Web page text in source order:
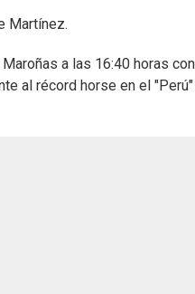
Martínez.
a las 16:40 horas
al récord horse en el